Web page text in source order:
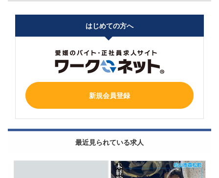
はじめての方へ
新規会員登録
最近見られている求人